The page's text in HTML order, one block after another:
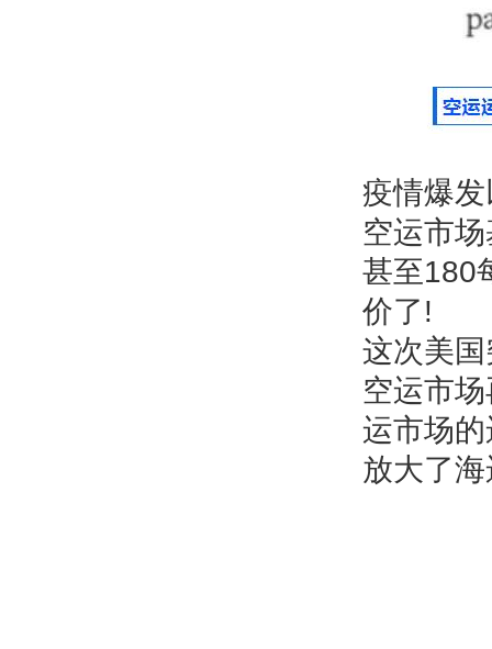
疫情爆
空运市
甚至180
价了!
这次美国
空运市
运市场
放大了